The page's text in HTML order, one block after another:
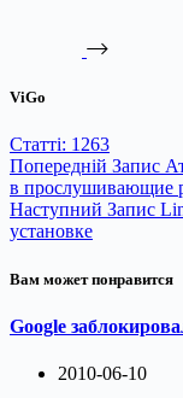
ViGo
Статті: 1263
Попередній Запис
в прослушивающие
Наступний Запис
установке
Вам может понравится
Google
2010-06-10